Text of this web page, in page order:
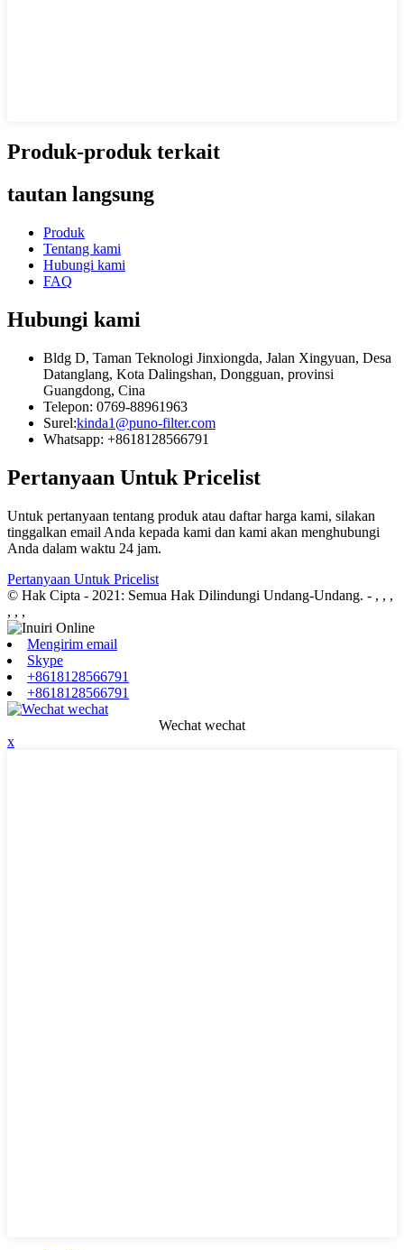
Produk-produk terkait
tautan langsung
Produk
Tentang kami
Hubungi kami
FAQ
Hubungi kami
Bldg D, Taman Teknologi Jinxiongda, Jalan Xingyuan, Desa
Datanglang, Kota Dalingshan, Dongguan, provinsi
Guangdong, Cina
Telepon: 0769-88961963
Surel:kinda1@puno-filter.com
Whatsapp: +8618128566791
Pertanyaan Untuk Pricelist
Untuk pertanyaan tentang produk atau daftar harga kami, silakan
tinggalkan email Anda kepada kami dan kami akan menghubungi
Anda dalam waktu 24 jam.
Pertanyaan Untuk Pricelist
© Hak Cipta - 2021: Semua Hak Dilindungi Undang-Undang. - , , ,
, , ,
Mengirim email
Skype
+8618128566791
+8618128566791
Wechat wechat
x